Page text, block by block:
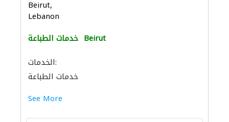
Beirut,
Lebanon
خدمات الطباعة Beirut
الخدمات:
خدمات الطباعة
See More